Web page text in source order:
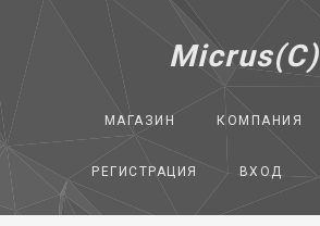
Micrus(C)
МАГАЗИН КОМПАНИЯ
РЕГИСТРАЦИЯ ВХОД